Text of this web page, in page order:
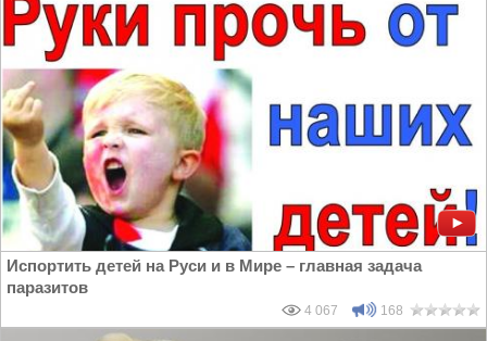
Испортить детей на Руси и в Мире – главная задача
паразитов
4 067 168